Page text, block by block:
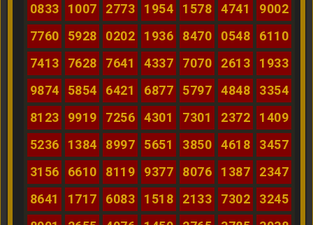
0833
1007 2773 1954 1578 4741
9002
7760
5928 0202 1936 8470 0548
6110
7413
7628 7641 4337 7070 2613
1933
9874
5854 6421 6877 5797 4848
3354
8123
9919 7256 4301 7301 2372
1409
5236
1384 8997 5651 3850 4618
3457
3156
6610 8119 9377 8076 1387
2347
8641
1717 6083 1518 2133 7302
3245